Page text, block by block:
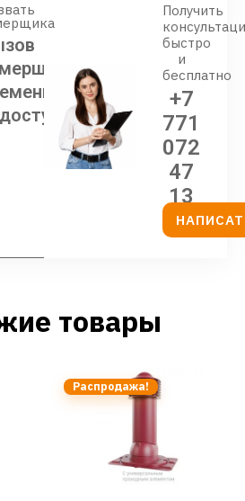
Получить
быстро
и
бесплатно
+7
771
072
47
13
товары
Распродажа!